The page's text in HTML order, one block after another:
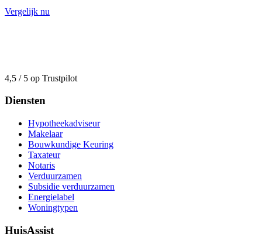
Vergelijk nu
4,5 / 5 op Trustpilot
Diensten
Hypotheekadviseur
Makelaar
Bouwkundige Keuring
Taxateur
Notaris
Verduurzamen
Subsidie verduurzamen
Energielabel
Woningtypen
HuisAssist